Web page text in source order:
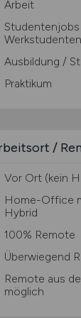
Arbeit
Werkstudenten
Ausbildung /
Praktikum
/
Vor Ort (kein
Home-Office
Hybrid
100% Remote
Überwiegend
Remote aus
möglich